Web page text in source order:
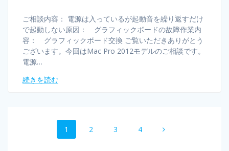
ご相談内容： 電源は入っているが起動音を繰り返すだけ
で起動しない原因： グラフィックボードの故障作業内
容： グラフィックボード交換 ご覧いただきありがとう
ございます。今回はMac Pro 2012モデルのご相談です。
電源…
続きを読む
1 2 3 4